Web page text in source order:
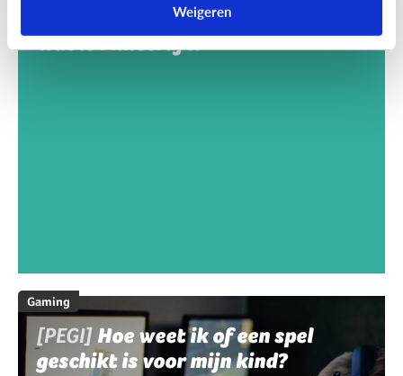
Weigeren
Wat is Minecraft?
Gaming
[PEGI] Hoe weet ik of een spel
geschikt is voor mijn kind?